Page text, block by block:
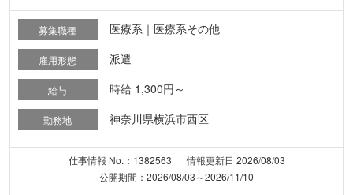
募集職種 医療系｜医療系その他
雇用形態 派遣
給与 時給 1,300円～
勤務地 神奈川県横浜市西区
仕事情報 No.：1382563
情報更新日 2026/08/03
公開期間：2026/08/03～2026/11/10